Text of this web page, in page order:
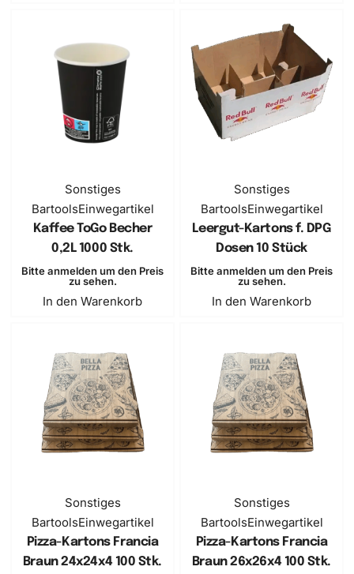
Sonstiges
BartoolsEinwegartikel
Kaffee ToGo Becher
0,2L 1000 Stk.
Bitte anmelden um den Preis
zu sehen.
In den Warenkorb
Sonstiges
BartoolsEinwegartikel
Leergut-Kartons f. DPG
Dosen 10 Stück
Bitte anmelden um den Preis
zu sehen.
In den Warenkorb
Sonstiges
BartoolsEinwegartikel
Pizza-Kartons Francia
Braun 24x24x4 100 Stk.
Sonstiges
BartoolsEinwegartikel
Pizza-Kartons Francia
Braun 26x26x4 100 Stk.